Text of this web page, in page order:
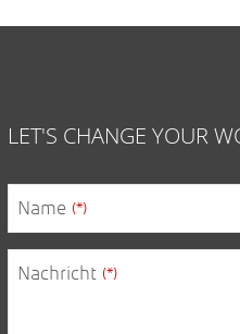
LET'S CHANGE YOUR
Name (*)
Nachricht (*)